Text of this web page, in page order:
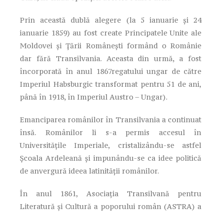
Prin această dublă alegere (la 5 ianuarie și 24
ianuarie 1859) au fost create Principatele Unite ale
Moldovei și Țării Românești formând o Românie
dar fără Transilvania. Aceasta din urmă, a fost
încorporată în anul 1867regatului ungar de către
Imperiul Habsburgic transformat pentru 51 de ani,
până în 1918, în Imperiul Austro – Ungar).
Emanciparea românilor în Transilvania a continuat
însă. Românilor li s-a permis accesul în
Universitățile Imperiale, cristalizându-se astfel
Școala Ardeleană și impunându-se ca idee politică
de anvergură ideea latinității românilor.
În anul 1861, Asociația Transilvană pentru
Literatură și Cultură a poporului român (ASTRA) a